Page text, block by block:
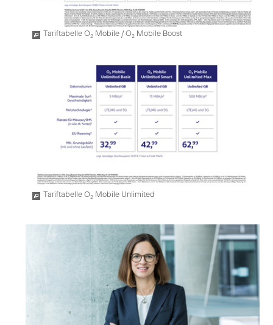
Tariftabelle O2 Mobile / O2 Mobile Boost
Tariftabelle O2 Mobile Unlimited